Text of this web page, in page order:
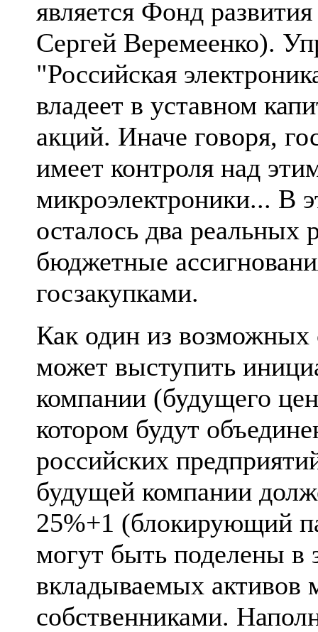
является Фонд
Сергей Веремеенко).
"Российская
владеет в уставном
акций. Иначе говоря,
имеет контроля над
микроэлектроники... В
осталось два реальных
бюджетные
госзакупками.
Как один из возможных
может выступить
компании (будущего
котором будут
российских
будущей компании
25%+1 (блокирующий
могут быть поделены в
вкладываемых
собственниками.